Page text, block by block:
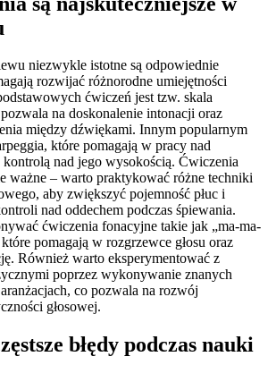
niezwykle istotne są odpowiednie
rozwijać różnorodne umiejętności
ćwiczeń jest tzw. skala
na doskonalenie intonacji oraz
między dźwiękami. Innym popularnym
które pomagają w pracy nad
kontrolą nad jego wysokością. Ćwiczenia
ważne – warto praktykować różne techniki
aby zwiększyć pojemność płuc i
nad oddechem podczas śpiewania.
ćwiczenia fonacyjne takie jak „ma-ma-
pomagają w rozgrzewce głosu oraz
Również warto eksperymentować z
poprzez wykonywanie znanych
co pozwala na rozwój
głosowej.
błędy podczas nauki